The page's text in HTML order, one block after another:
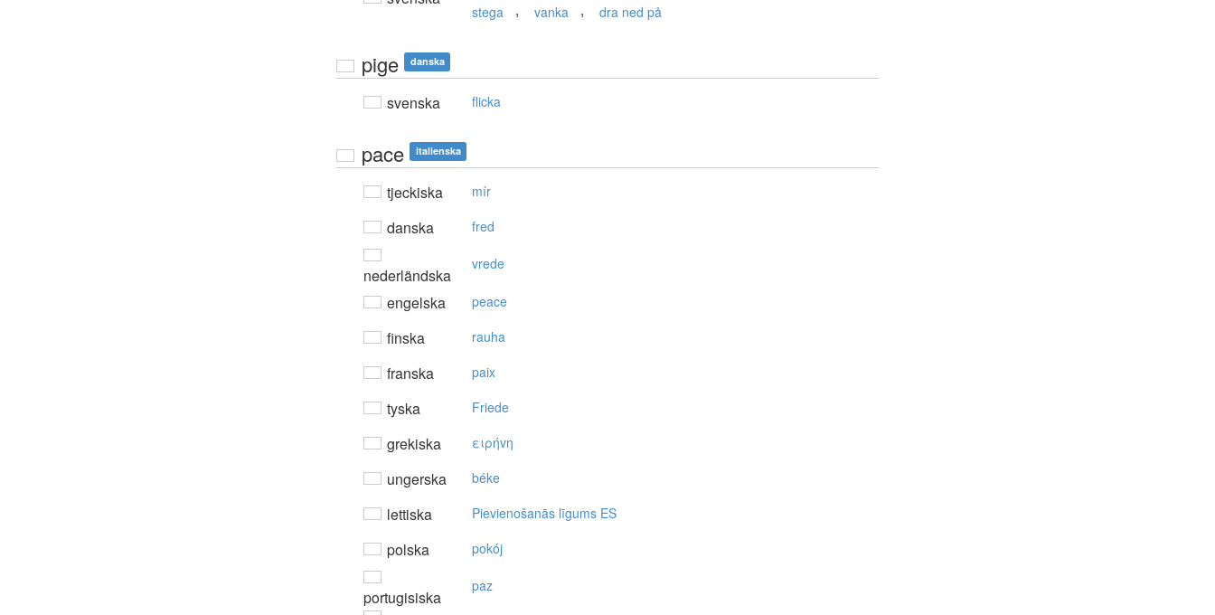
stega , vanka , dra ned på
pige danska
svenska flicka
pace italienska
tjeckiska mír
danska fred
nederländska
vrede
engelska peace
finska rauha
franska paix
tyska Friede
grekiska ειρήvη
ungerska béke
lettiska Pievienošanās līgums ES
polska pokój
portugisiska
paz